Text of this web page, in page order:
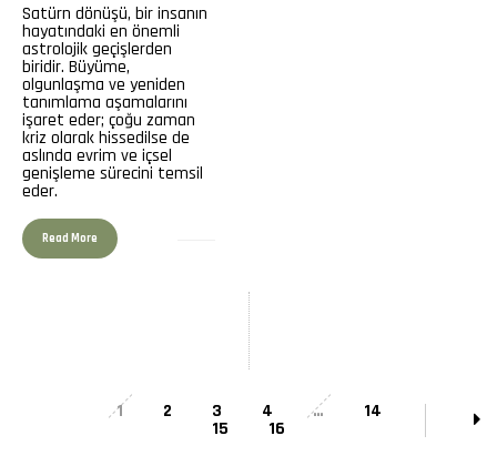
Satürn dönüşü, bir insanın
hayatındaki en önemli
astrolojik geçişlerden
biridir. Büyüme,
olgunlaşma ve yeniden
tanımlama aşamalarını
işaret eder; çoğu zaman
kriz olarak hissedilse de
aslında evrim ve içsel
genişleme sürecini temsil
eder.
Read More
1 2 3 4 … 14
15 16